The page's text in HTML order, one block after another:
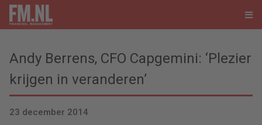
Andy Berrens, CFO Capgemini: ‘Plezier
krijgen in veranderen’
23 december 2014